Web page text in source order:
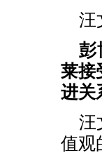
汪
彭
莱接
进关
汪
值观